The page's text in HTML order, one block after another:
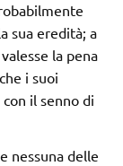
sua eredità; a
la pena
i suoi
il senno di
nessuna delle